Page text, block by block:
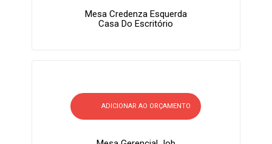
Mesa Credenza Esquerda
Casa Do Escritório
ADICIONAR AO ORÇAMENTO